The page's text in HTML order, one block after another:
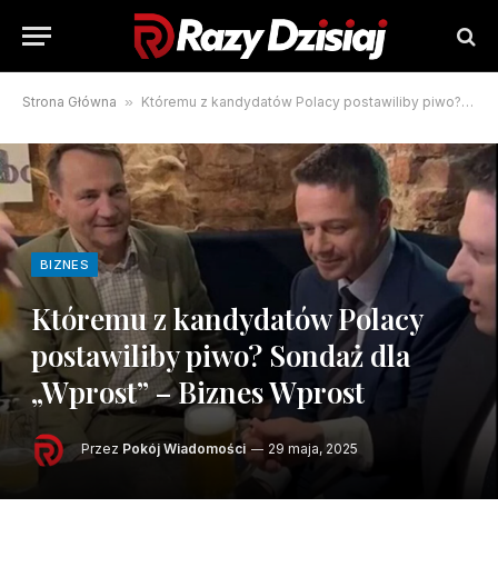
Strona Główna » Któremu z kandydatów Polacy postawiliby piwo? Sondaż dla „Wprost” – Biznes Wprost
BIZNES
Któremu z kandydatów Polacy
postawiliby piwo? Sondaż dla
„Wprost” – Biznes Wprost
Przez Pokój Wiadomości 29 maja, 2025